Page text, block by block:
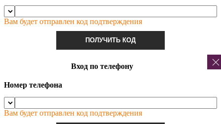
Вам будет отправлен код подтверждения
ПОЛУЧИТЬ КОД
Вход по телефону
Номер телефона
Вам будет отправлен код подтверждения